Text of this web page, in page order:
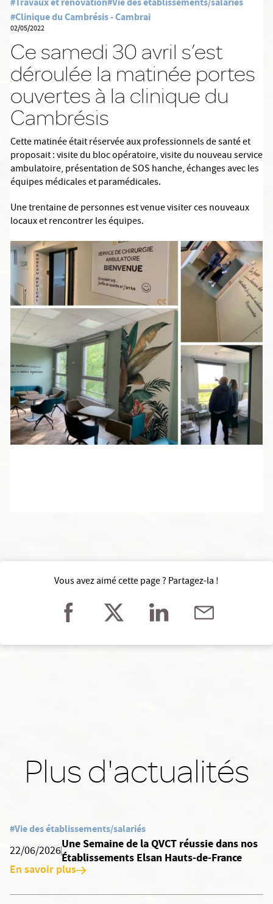
#Clinique du Cambrésis - Cambrai
02/05/2022
Ce samedi 30 avril s’est
déroulée la matinée portes
ouvertes à la clinique du
Cambrésis
Cette matinée était réservée aux professionnels de santé et
proposait : visite du bloc opératoire, visite du nouveau service
ambulatoire, présentation de SOS hanche, échanges avec les
équipes médicales et paramédicales.
Une trentaine de personnes est venue visiter ces nouveaux
locaux et rencontrer les équipes.
Vous avez aimé cette page ? Partagez-la !
Plus d'actualités
#Vie des établissements/salariés
22/06/2026
Une Semaine de la QVCT réussie dans nos
Établissements Elsan Hauts-de-France
En savoir plus